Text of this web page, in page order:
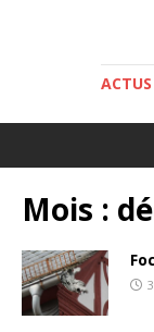
Mois :